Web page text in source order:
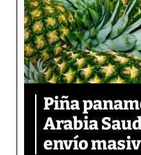
Piña
Arabia
envío